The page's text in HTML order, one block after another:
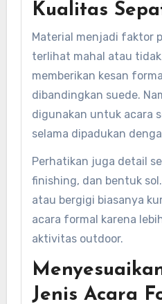
Kualitas
Material menjadi faktor
terlihat mahal atau
memberikan kesan
dibandingkan suede.
digunakan untuk acara
selama dipadukan
Perhatikan juga detail
finishing, dan bentuk
atau bergigi biasanya
acara formal karena
aktivitas outdoor.
Jenis Acara